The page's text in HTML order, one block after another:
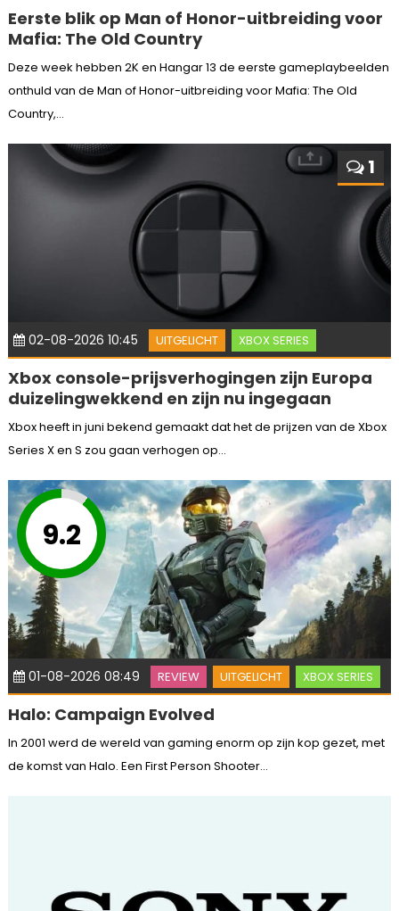
Eerste blik op Man of Honor-uitbreiding voor
Mafia: The Old Country
Deze week hebben 2K en Hangar 13 de eerste gameplaybeelden
onthuld van de Man of Honor-uitbreiding voor Mafia: The Old
Country,...
1
02-08-2026 10:45 UITGELICHT XBOX SERIES
Xbox console-prijsverhogingen zijn Europa
duizelingwekkend en zijn nu ingegaan
Xbox heeft in juni bekend gemaakt dat het de prijzen van de Xbox
Series X en S zou gaan verhogen op...
9.2
01-08-2026 08:49 REVIEW UITGELICHT XBOX SERIES
Halo: Campaign Evolved
In 2001 werd de wereld van gaming enorm op zijn kop gezet, met
de komst van Halo. Een First Person Shooter...